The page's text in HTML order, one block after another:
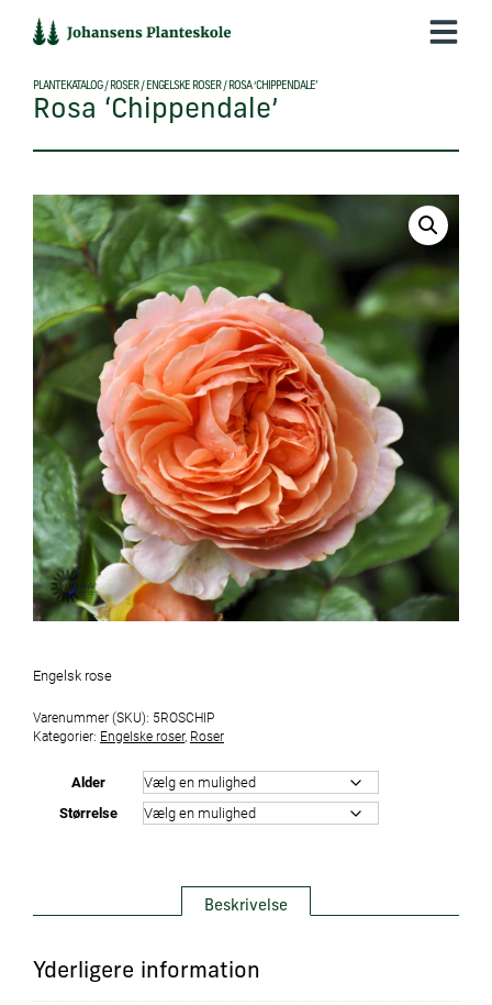
indholdet
PLANTEKATALOG/ ROSER/ ENGELSKE ROSER/ ROSA ‘CHIPPENDALE’
Rosa ‘Chippendale’
Engelsk rose
Varenummer (SKU): 5ROSCHIP
Kategorier: Engelske roser, Roser
Alder
Størrelse
Beskrivelse
Yderligere information